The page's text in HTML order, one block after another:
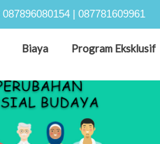
087896080154 | 087781609961
Biaya Program Eksklusif